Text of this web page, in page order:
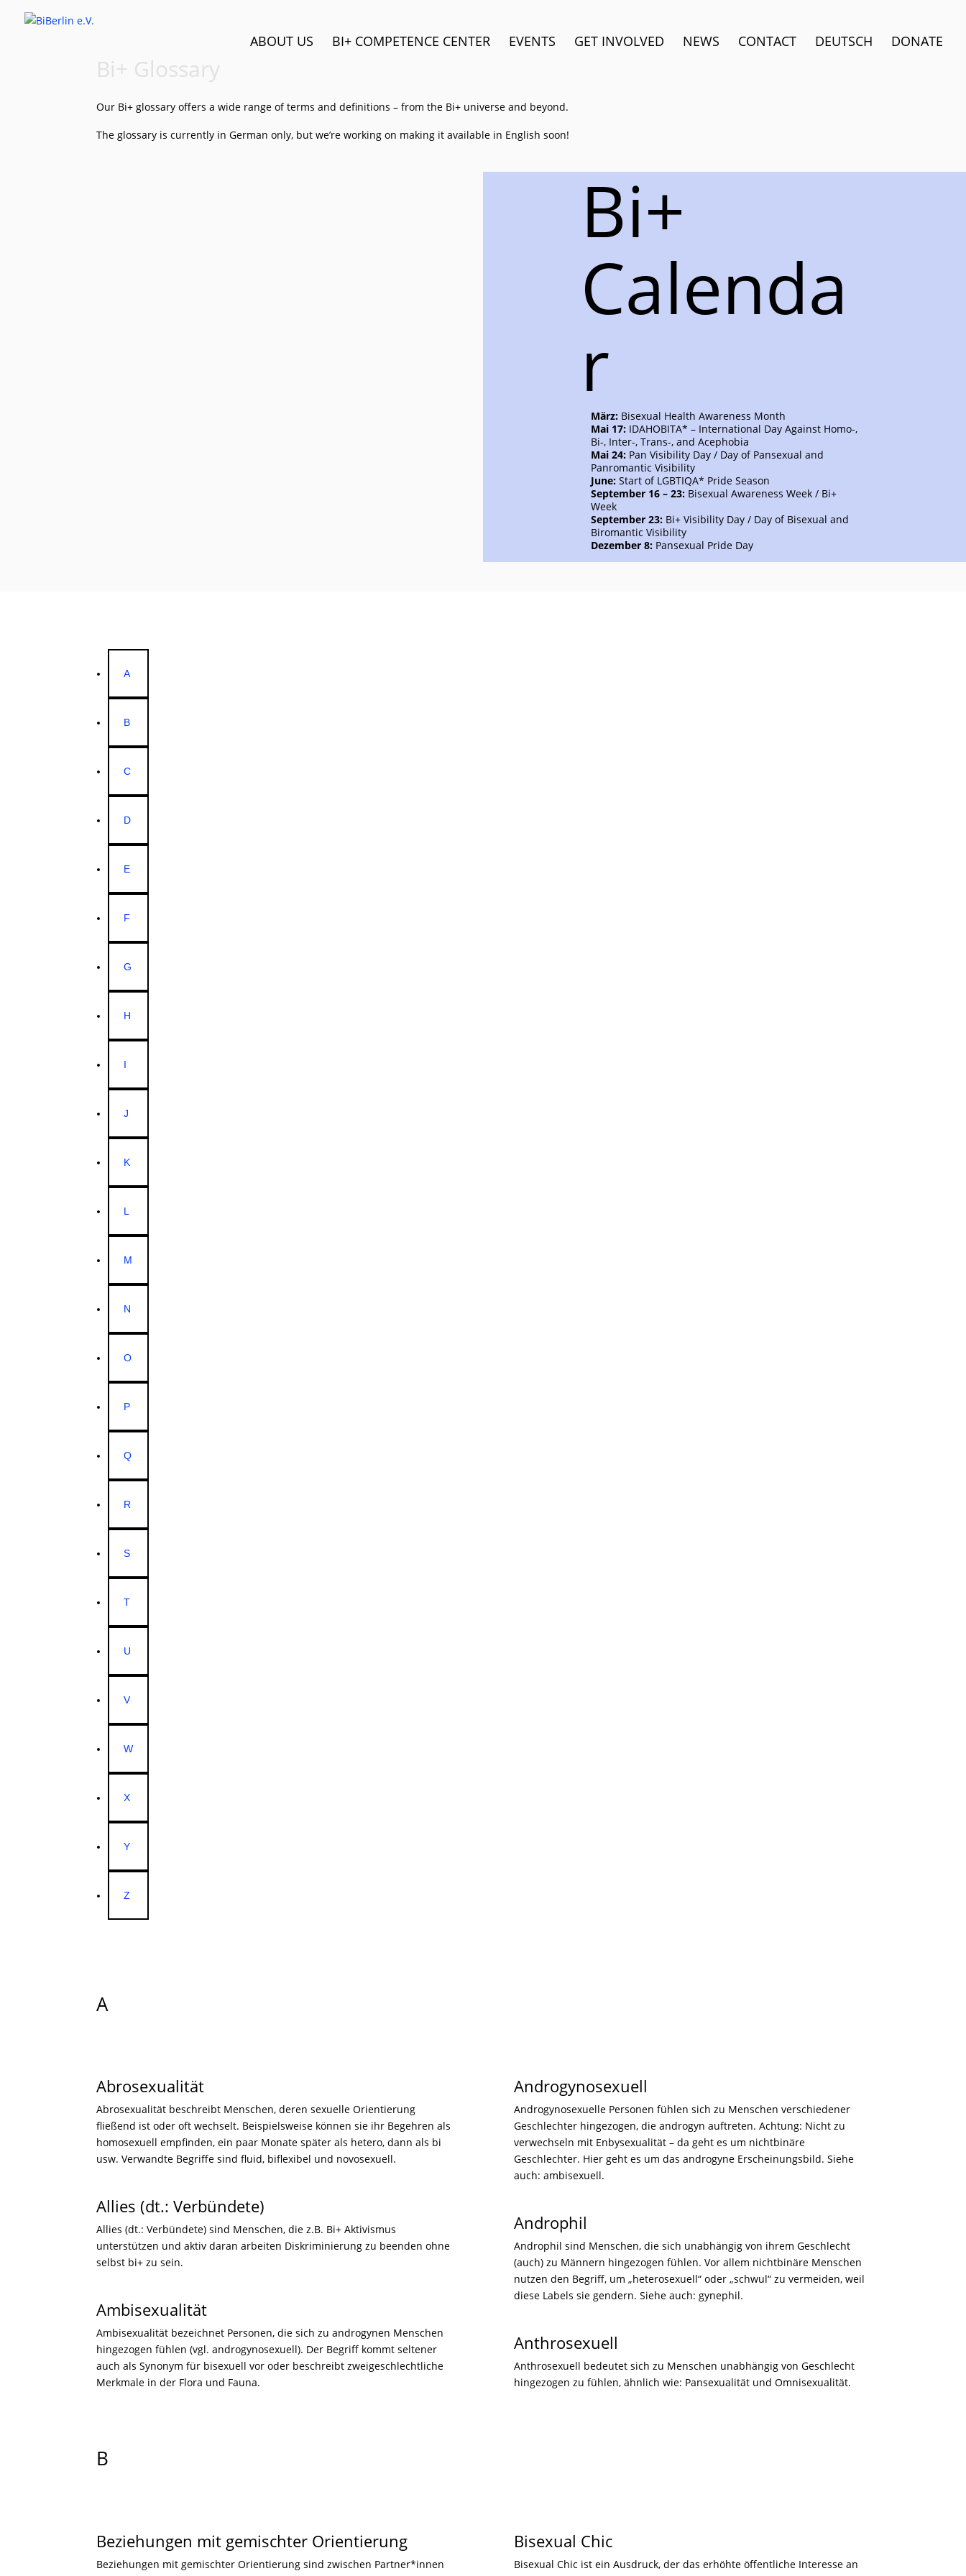
ABOUT US BI+ COMPETENCE CENTER EVENTS GET INVOLVED NEWS CONTACT DEUTSCH DONATE
Bi+ Glossary
Our Bi+ glossary offers a wide range of terms and definitions – from the Bi+ universe and beyond.
The glossary is currently in German only, but we’re working on making it available in English soon!
Bi+
Calenda
r
März: Bisexual Health Awareness Month
Mai 17: IDAHOBITA* – International Day Against Homo-,
Bi-, Inter-, Trans-, and Acephobia
Mai 24: Pan Visibility Day / Day of Pansexual and
Panromantic Visibility
June: Start of LGBTIQA* Pride Season
September 16 – 23: Bisexual Awareness Week / Bi+
Week
September 23: Bi+ Visibility Day / Day of Bisexual and
Biromantic Visibility
Dezember 8: Pansexual Pride Day
A
B
C
D
E
F
G
H
I
J
K
L
M
N
O
P
Q
R
S
T
U
V
W
X
Y
Z
A
Abrosexualität
Abrosexualität beschreibt Menschen, deren sexuelle Orientierung
fließend ist oder oft wechselt. Beispielsweise können sie ihr Begehren als
homosexuell empfinden, ein paar Monate später als hetero, dann als bi
usw. Verwandte Begriffe sind fluid, biflexibel und novosexuell.
Allies (dt.: Verbündete)
Allies (dt.: Verbündete) sind Menschen, die z.B. Bi+ Aktivismus
unterstützen und aktiv daran arbeiten Diskriminierung zu beenden ohne
selbst bi+ zu sein.
Ambisexualität
Ambisexualität bezeichnet Personen, die sich zu androgynen Menschen
hingezogen fühlen (vgl. androgynosexuell). Der Begriff kommt seltener
auch als Synonym für bisexuell vor oder beschreibt zweigeschlechtliche
Merkmale in der Flora und Fauna.
Androgynosexuell
Androgynosexuelle Personen fühlen sich zu Menschen verschiedener
Geschlechter hingezogen, die androgyn auftreten. Achtung: Nicht zu
verwechseln mit Enbysexualität – da geht es um nichtbinäre
Geschlechter. Hier geht es um das androgyne Erscheinungsbild. Siehe
auch: ambisexuell.
Androphil
Androphil sind Menschen, die sich unabhängig von ihrem Geschlecht
(auch) zu Männern hingezogen fühlen. Vor allem nichtbinäre Menschen
nutzen den Begriff, um „heterosexuell“ oder „schwul“ zu vermeiden, weil
diese Labels sie gendern. Siehe auch: gynephil.
Anthrosexuell
Anthrosexuell bedeutet sich zu Menschen unabhängig von Geschlecht
hingezogen zu fühlen, ähnlich wie: Pansexualität und Omnisexualität.
B
Beziehungen mit gemischter Orientierung
Beziehungen mit gemischter Orientierung sind zwischen Partner*innen
Bisexual Chic
Bisexual Chic ist ein Ausdruck, der das erhöhte öffentliche Interesse an